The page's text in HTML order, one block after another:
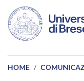
Salta al contenuto
HOME